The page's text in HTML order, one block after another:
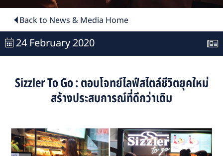
Back to News & Media Home
24 February 2020
Sizzler To Go : ตอบโจทย์ไลฟ์สไตล์ชีวิตยุคใหม่
สร้างประสบการณ์ที่ดีกว่าเดิม